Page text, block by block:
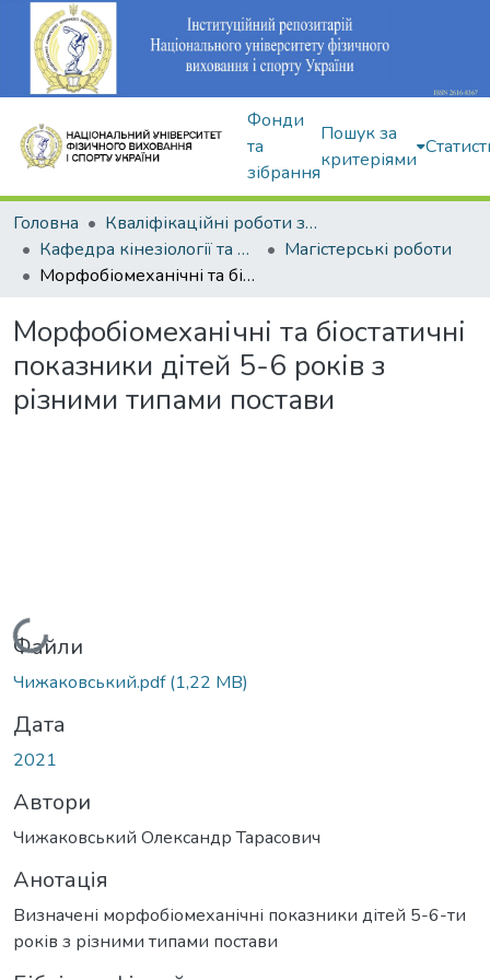
Фонди
та
зібрання
Пошук за
критеріями
Головна
Кваліфікаційні роботи здобувачів вищої освіти
Кафедра кінезіології та фізкультурно-спортивної реабілітації
Магістерські роботи
Морфобіомеханічні та біостатичні показники дітей 5-6 років з різними типами постави
Морфобіомеханічні та біостатичні
показники дітей 5-6 років з
різними типами постави
Вантажиться...
Файли
Чижаковський.pdf(1,22 MB)
Дата
2021
Автори
Чижаковський Олександр Тарасович
Анотація
Визначені морфобіомеханічні показники дітей 5-6-ти
років з різними типами постави